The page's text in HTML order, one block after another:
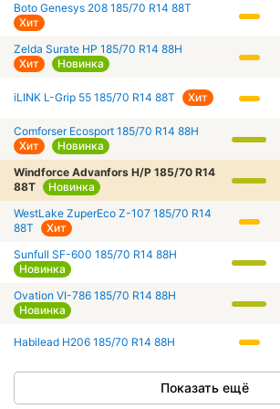
Boto Genesys 208 185/70 R14 88T
Хит
Zelda Surate HP 185/70 R14 88H
Хит
Новинка
iLINK L-Grip 55 185/70 R14 88T Хит
Comforser Ecosport 185/70 R14 88H
Хит
Новинка
Windforce Advanfors H/P 185/70 R14
88T
Новинка
WestLake ZuperEco Z-107 185/70 R14
88T
Хит
Sunfull SF-600 185/70 R14 88H
Новинка
Ovation VI-786 185/70 R14 88H
Новинка
Habilead H206 185/70 R14 88H
Показать ещё